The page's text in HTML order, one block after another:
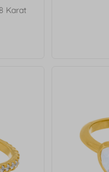
Karat